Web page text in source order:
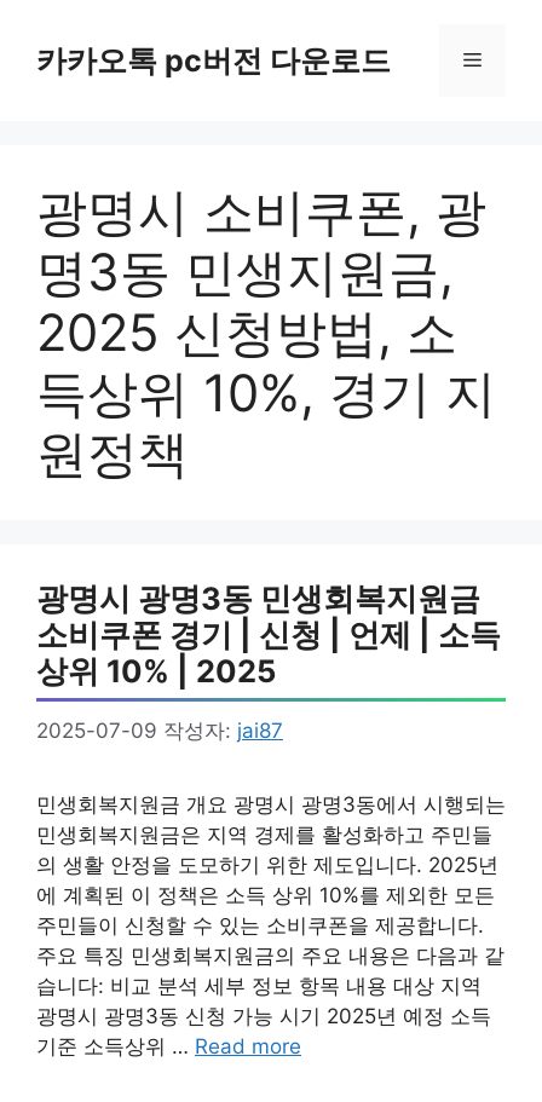
카카오톡 pc버전 다운로드 메
광명시 소비쿠폰, 광
명3동 민생지원금,
2025 신청방법, 소
득상위 10%, 경기 지
원정책
광명시 광명3동 민생회복지원금
소비쿠폰 경기 | 신청 | 언제 | 소득
상위 10% | 2025
2025-07-09 작성자: jai87
민생회복지원금 개요 광명시 광명3동에서 시행되는
민생회복지원금은 지역 경제를 활성화하고 주민들
의 생활 안정을 도모하기 위한 제도입니다. 2025년
에 계획된 이 정책은 소득 상위 10%를 제외한 모든
주민들이 신청할 수 있는 소비쿠폰을 제공합니다.
주요 특징 민생회복지원금의 주요 내용은 다음과 같
습니다: 비교 분석 세부 정보 항목 내용 대상 지역
광명시 광명3동 신청 가능 시기 2025년 예정 소득
기준 소득상위 … Read more